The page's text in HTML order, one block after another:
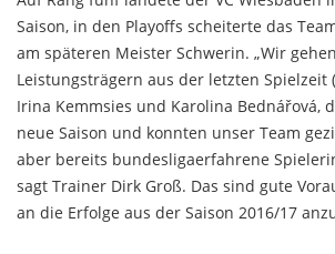
Saison, in den Playoffs scheiterte das
am späteren Meister Schwerin. „Wir
Leistungsträgern aus der letzten Spielzeit
Irina Kemmsies und Karolina Bednářová,
neue Saison und konnten unser Team
aber bereits bundesligaerfahrene
sagt Trainer Dirk Groß. Das sind gute
an die Erfolge aus der Saison 2016/17